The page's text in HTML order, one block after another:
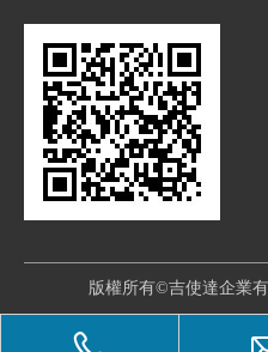
版權所有©吉使達企業